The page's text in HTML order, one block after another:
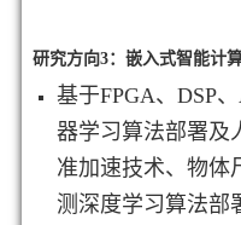
研究方向3：嵌入式智能计
基于FPGA、DSP
器学习算法部署及
准加速技术、物体
测深度学习算法部